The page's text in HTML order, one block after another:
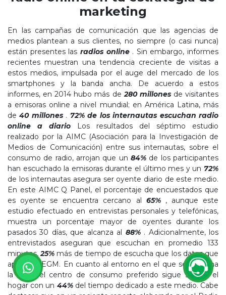
marketing
En las campañas de comunicación que las agencias de
medios plantean a sus clientes, no siempre (o casi nunca)
están presentes las radios online . Sin embargo, informes
recientes muestran una tendencia creciente de visitas a
estos medios, impulsada por el auge del mercado de los
smartphones y la banda ancha. De acuerdo a estos
informes, en 2014 hubo más de280 millones de visitantes
a emisoras online a nivel mundial; en América Latina, más
de40 millones . 72% de los internautas escuchan radio
online a diario
Los resultados del séptimo estudio
realizado por la AIMC (Asociación para la Investigación de
Medios de Comunicación) entre sus internautas, sobre el
consumo de radio, arrojan que un 84% de los participantes
han escuchado la emisoras durante el último mes y un 72%
de los internautas asegura ser oyente diario de este medio.
En este AIMC Q Panel, el porcentaje de encuestados que
es oyente se encuentra cercano al 65% , aunque este
estudio efectuado en entrevistas personales y telefónicas,
muestra un porcentaje mayor de oyentes durante los
pasados 30 días, que alcanza al 88% . Adicionalmente, los
entrevistados aseguran que escuchan en promedio 133
minutos,25% más de tiempo de escucha que los datos que
aporta el EGM. En cuanto al entorno en el que se escucha
la radio, el centro de consumo preferido sigue siendo el
hogar con un 44% del tiempo dedicado a este medio. Cabe